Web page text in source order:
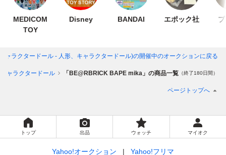
MEDICOM
TOY
Disney BANDAI エポック社
ャラクタードール - 人形、キャラクタードール)の開催中のオークションに戻る
キャラクタードール 「BE@RBRICK BAPE mika」の商品一覧 （終了180日間）
ページトップへ
トップ 出品 ウォッチ マイオク
Yahoo!オークション Yahoo!フリマ